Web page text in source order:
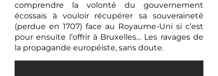
comprendre la volonté du gouvernement
écossais à vouloir récupérer sa souveraineté
(perdue en 1707) face au Royaume-Uni si c’est
pour ensuite l’offrir à Bruxelles… Les ravages de
la propagande européiste, sans doute.